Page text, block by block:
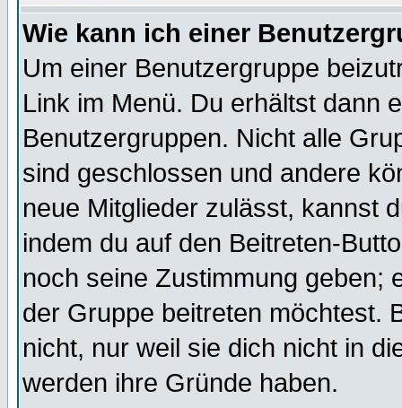
Wie kann ich einer
Um einer Benutzergruppe
Link im Menü. Du erhältst dann
Benutzergruppen. Nicht alle
sind geschlossen und andere
neue Mitglieder zulässt, kannst
indem du auf den Beitreten-
noch seine Zustimmung geben;
der Gruppe beitreten möchtest.
nicht, nur weil sie dich nicht in
werden ihre Gründe haben.